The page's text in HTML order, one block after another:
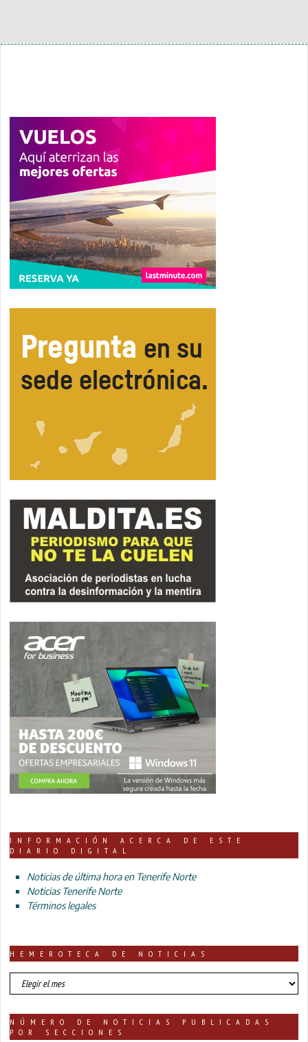
INFORMACIÓN ACERCA DE ESTE
DIARIO DIGITAL
Noticias de última hora en Tenerife Norte
Noticias Tenerife Norte
Términos legales
HEMEROTECA DE NOTICIAS
HEMEROTECA
DE
NÚMERO DE NOTICIAS PUBLICADAS
POR SECCIONES